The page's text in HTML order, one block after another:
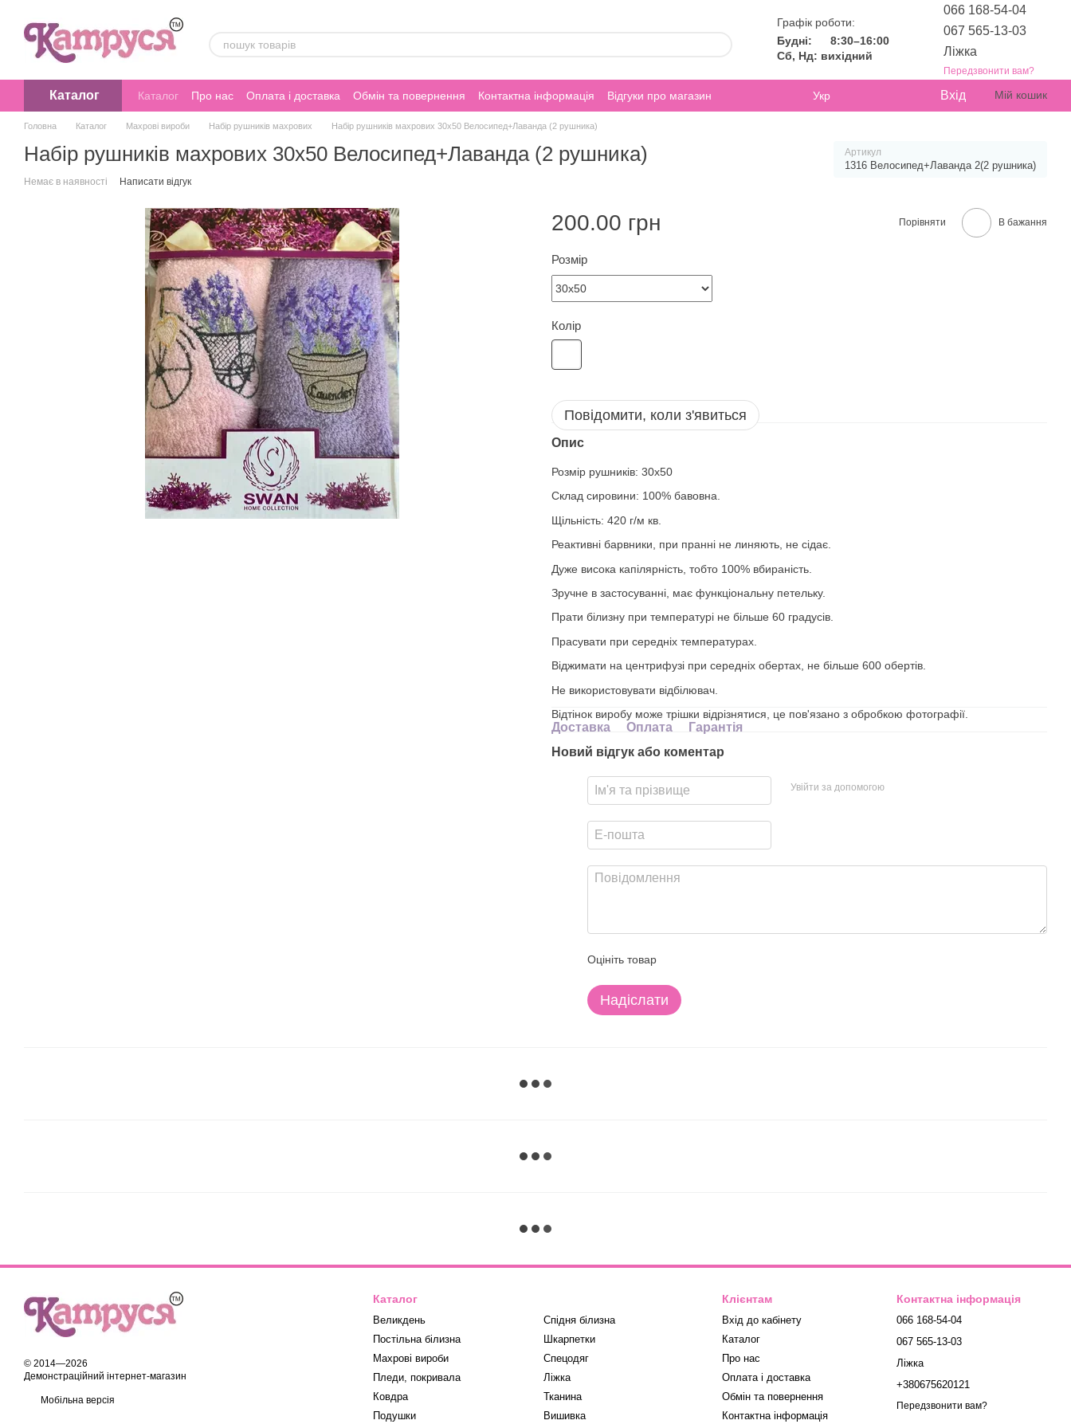
Графік роботи:
Будні:
8:30–16:00
Сб, Нд: вихідний
066 168-54-04
067 565-13-03
Ліжка
Передзвонити вам?
Каталог Каталог Про нас Оплата і доставка Обмін та повернення Контактна інформація Відгуки про магазин Укр Вхід Мій кошик
Головна Каталог Махрові вироби Набір рушників махрових Набір рушників махрових 30х50 Велосипед+Лаванда (2 рушника)
Набір рушників махрових 30х50 Велосипед+Лаванда (2 рушника) Артикул
1316 Велосипед+Лаванда 2(2 рушника)
Немає в наявності Написати відгук
200.00 грн Порівняти В бажання
Розмір
Колір
Повідомити, коли з'явиться
Опис
Розмір рушників: 30х50
Склад сировини: 100% бавовна.
Щільність: 420 г/м кв.
Реактивні барвники, при пранні не линяють, не сідає.
Дуже висока капілярність, тобто 100% вбираність.
Зручне в застосуванні, має функціональну петельку.
Прати білизну при температурі не більше 60 градусів.
Прасувати при середніх температурах.
Віджимати на центрифузі при середніх обертах, не більше 600 обертів.
Не використовувати відбілювач.
Відтінок виробу може трішки відрізнятися, це пов'язано з обробкою фотографії.
Доставка Оплата
Гарантія
Новий відгук або коментар
Увійти за допомогою
Оцініть товар
Надіслати
© 2014—2026
Демонстраційний інтернет-магазин
Мобільна версія
Каталог
Великдень
Постільна білизна
Махрові вироби
Пледи, покривала
Ковдра
Подушки
Спідня білизна
Шкарпетки
Спецодяг
Ліжка
Тканина
Вишивка
Клієнтам
Вхід до кабінету
Каталог
Про нас
Оплата і доставка
Обмін та повернення
Контактна інформація
Контактна інформація
066 168-54-04
067 565-13-03
Ліжка
+380675620121
Передзвонити вам?